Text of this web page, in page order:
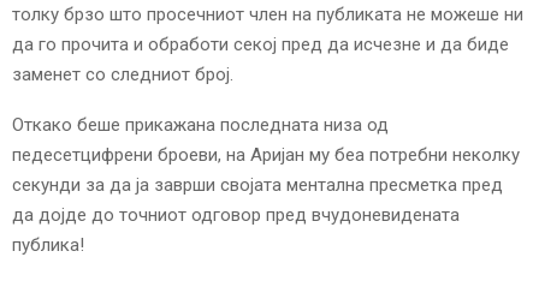
толку брзо што просечниот член на публиката не можеше ни
да го прочита и обработи секој пред да исчезне и да биде
заменет со следниот број.
Откако беше прикажана последната низа од
педесетцифрени броеви, на Аријан му беа потребни неколку
секунди за да ја заврши својата ментална пресметка пред
да дојде до точниот одговор пред вчудоневидената
публика!